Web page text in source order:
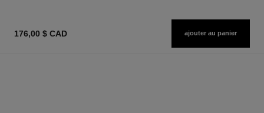
176,00 $ CAD ajouter au panier